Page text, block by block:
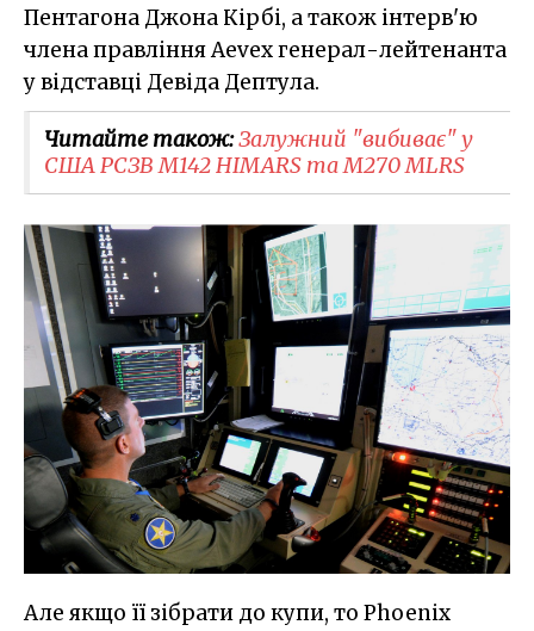
Пентагона Джона Кірбі, а також інтерв'ю
члена правління Aevex генерал-лейтенанта
у відставці Девіда Дептула.
Читайте також:Залужний "вибиває" у
США РСЗВ M142 HIMARS та М270 MLRS
Але якщо її зібрати до купи, то Phoenix